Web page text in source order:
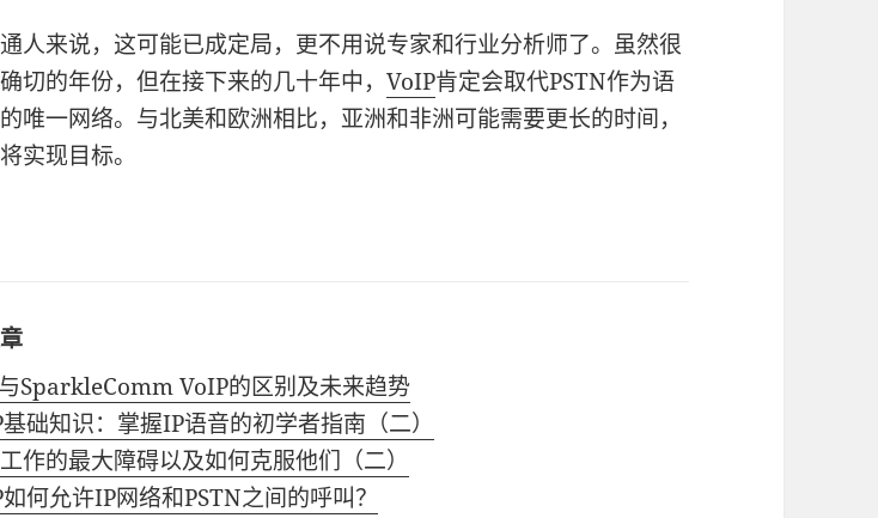
人来说，这可能已成定局，更不用说专家和行业分析师了。虽然很
切的年份，但在接下来的几十年中，VoIP肯定会取代PSTN作为语
唯一网络。与北美和欧洲相比，亚洲和非洲可能需要更长的时间，
实现目标。
SparkleComm VoIP的区别及未来趋势
础知识：掌握IP语音的初学者指南（二）
作的最大障碍以及如何克服他们（二）
何允许IP网络和PSTN之间的呼叫？